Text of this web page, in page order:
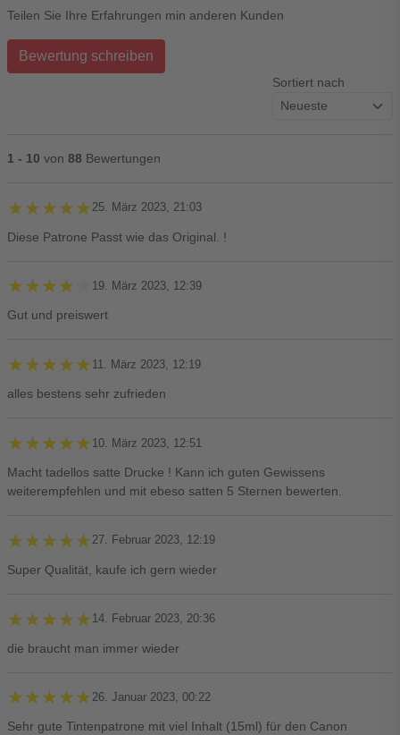
Teilen Sie Ihre Erfahrungen min anderen Kunden
Bewertung schreiben
Sortiert nach
1 - 10 von 88 Bewertungen
★★★★★
★★★★★ 25. März 2023, 21:03
Diese Patrone Passt wie das Original. !
★★★★★
★★★★★ 19. März 2023, 12:39
Gut und preiswert
★★★★★
★★★★★ 11. März 2023, 12:19
alles bestens sehr zufrieden
★★★★★
★★★★★ 10. März 2023, 12:51
Macht tadellos satte Drucke ! Kann ich guten Gewissens
weiterempfehlen und mit ebeso satten 5 Sternen bewerten.
★★★★★
★★★★★ 27. Februar 2023, 12:19
Super Qualität, kaufe ich gern wieder
★★★★★
★★★★★ 14. Februar 2023, 20:36
die braucht man immer wieder
★★★★★
★★★★★ 26. Januar 2023, 00:22
Sehr gute Tintenpatrone mit viel Inhalt (15ml) für den Canon